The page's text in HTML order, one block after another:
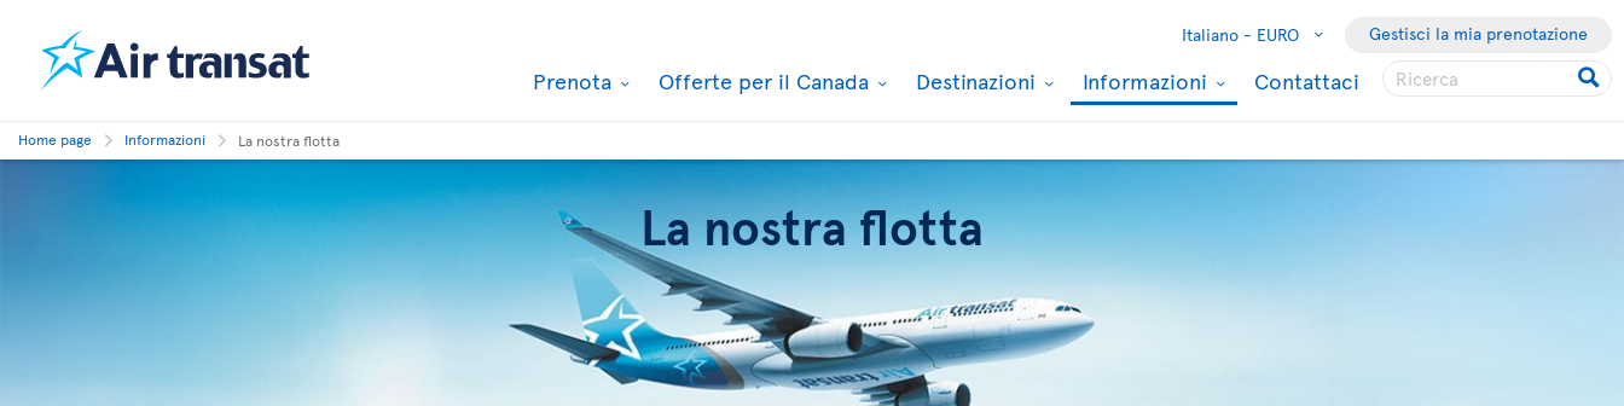
Italiano - EURO Gestisci la mia prenotazione
Prenota Offerte per il Canada Destinazioni Informazioni Contattaci
Home page Informazioni La nostra flotta
La nostra flotta